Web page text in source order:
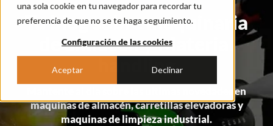
una sola cookie en tu navegador para recordar tu
preferencia de que no se te haga seguimiento.
Configuración de las cookies
Aceptar Declinar
Tu blog sobre maquinaria
de almacén y Material
handling
Mantente al dia sobre las ultimas novedades en
maquinas de almacén, carretillas elevadoras y
maquinas de limpieza industrial.